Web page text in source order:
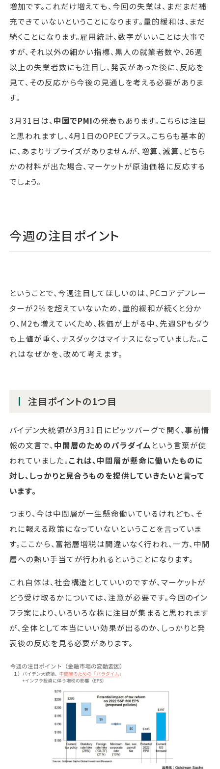
増加です。これだけ増えても、今回の失業は、まだまだ補
充できていないということになります。量的緩和は、まだ
続くことになります。雇用統計、数字がいいことは大事で
すが、それ以外の細かい指標、黒人の就業者数や、26週
以上の失業者数にも注目し、発表があった後に、反応を
見て、その反応から今後の見通しを考える必要がありま
す。
3月31日は、 中国でPMIの発表もあります。こちらは注目
と思われますし、4月1日のOPECプラス。こちらも基本的
に、あまりサプライズがありませんが、増算、減算、どちら
かの材料が出た場合、マーケットが原油価格に反応する
でしょう。
今週の注目ポイント
ということで、今週注目してほしいのは、PCコアデフレー
ターが2％を超えていないため、量的緩和が続くと分か
り、M2も増えていくため、株価が上がる中、先週SPもダウ
も上値が重く、ナスダックはマイナスになっていました。こ
れはなぜかを、改めて考えます。
注目ポイントの1つ目
バイデン大統領が3月31日にピッツバーグで開く、事前情
報の文言で、 中間層のためのパラダイム という言葉が使
われていました。これは、中間層が懸命に働いたものに
対し、しっかりと見合うものを提供していきたいと言って
います。
つまり、今は中間層が一生懸命働いているけれども、そ
れに報える政策になっていないということを言っていま
す。ここから、富裕層増税は間違いなく行われ、一方、中間
層への熱い手当てが行われるということになります。
これ自体は、社会構造としていいのですが、マーケットが
どう受け取るかについては、注意が必要です。今回のイン
フラ案により、いろいろな株に注目が集まると思われます
が、全体として本当にいい効果が出るのか、しっかりと発
表後の反応を見る必要があります。